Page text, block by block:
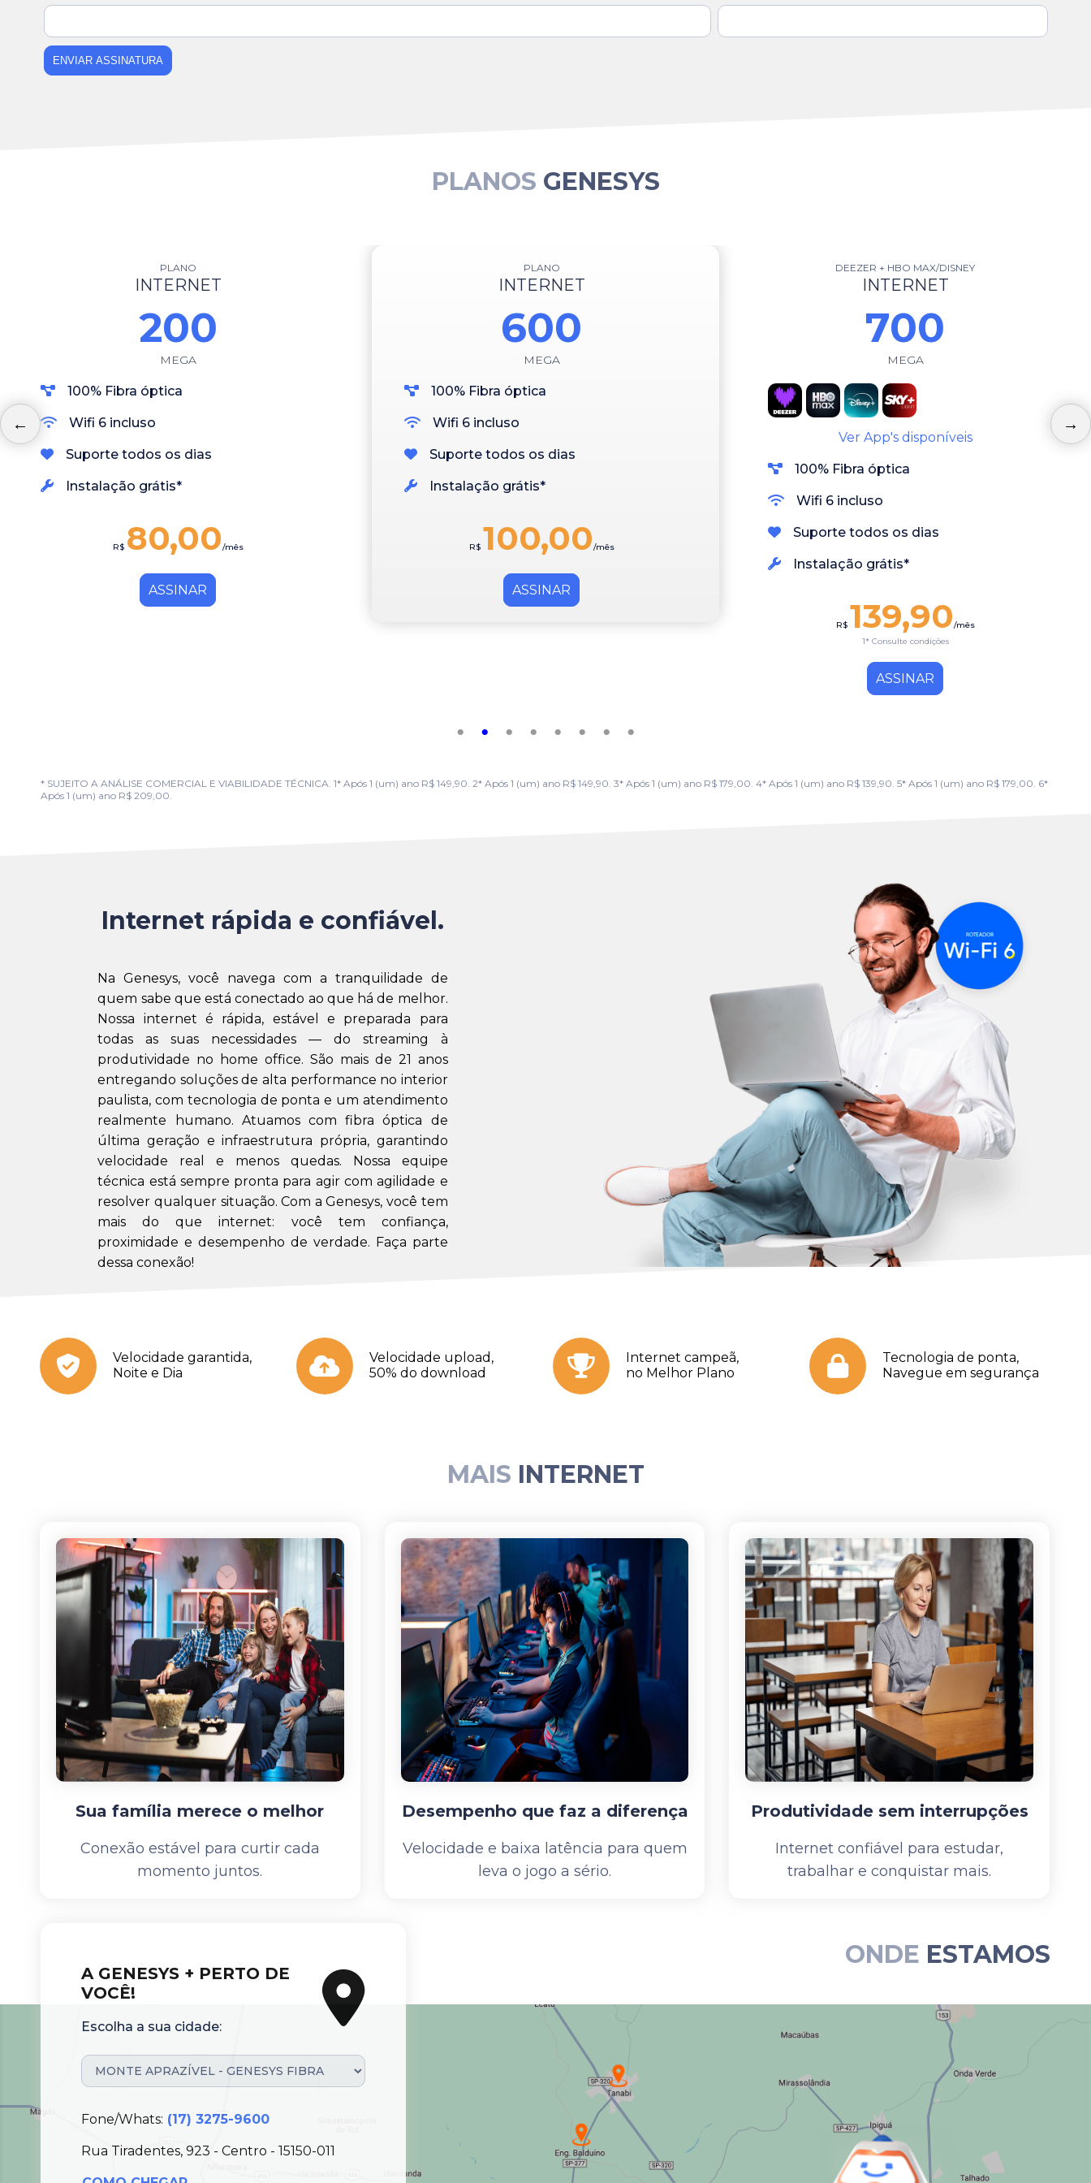
ENVIAR ASSINATURA
PLANOS GENESYS
PLANO
INTERNET
200
MEGA
100% Fibra óptica
Wifi 6 incluso
Suporte todos os dias
Instalação grátis*
R$ 80,00/mês
ASSINAR
PLANO
INTERNET
600
MEGA
100% Fibra óptica
Wifi 6 incluso
Suporte todos os dias
Instalação grátis*
R$ 100,00/mês
ASSINAR
DEEZER + HBO MAX/DISNEY
INTERNET
700
MEGA
Ver App's disponíveis
100% Fibra óptica
Wifi 6 incluso
Suporte todos os dias
Instalação grátis*
R$ 139,90/mês
1* Consulte condições
ASSINAR
* SUJEITO A ANÁLISE COMERCIAL E VIABILIDADE TÉCNICA. 1* Após 1 (um) ano R$ 149,90. 2* Após 1 (um) ano R$ 149,90. 3* Após 1 (um) ano R$ 179,00. 4* Após 1 (um) ano R$ 139,90. 5* Após 1 (um) ano R$ 179,00. 6*
Após 1 (um) ano R$ 209,00.
Internet rápida e confiável.
Na Genesys, você navega com a tranquilidade de
quem sabe que está conectado ao que há de melhor.
Nossa internet é rápida, estável e preparada para
todas as suas necessidades — do streaming à
produtividade no home office. São mais de 21 anos
entregando soluções de alta performance no interior
paulista, com tecnologia de ponta e um atendimento
realmente humano. Atuamos com fibra óptica de
última geração e infraestrutura própria, garantindo
velocidade real e menos quedas. Nossa equipe
técnica está sempre pronta para agir com agilidade e
resolver qualquer situação. Com a Genesys, você tem
mais do que internet: você tem confiança,
proximidade e desempenho de verdade. Faça parte
dessa conexão!
Velocidade garantida,
Noite e Dia
Velocidade upload,
50% do download
Internet campeã,
no Melhor Plano
Tecnologia de ponta,
Navegue em segurança
MAIS INTERNET
Sua família merece o melhor
Conexão estável para curtir cada
momento juntos.
Desempenho que faz a diferença
Velocidade e baixa latência para quem
leva o jogo a sério.
Produtividade sem interrupções
Internet confiável para estudar,
trabalhar e conquistar mais.
ONDE ESTAMOS
A GENESYS + PERTO DE
VOCÊ!
Escolha a sua cidade:
Fone/Whats: (17) 3275-9600
Rua Tiradentes, 923 - Centro - 15150-011